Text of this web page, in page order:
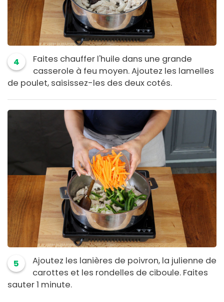
4
Faites chauffer l'huile dans une grande
casserole à feu moyen. Ajoutez les lamelles
de poulet, saisissez-les des deux cotés.
5
Ajoutez les lanières de poivron, la julienne de
carottes et les rondelles de ciboule. Faites
sauter 1 minute.